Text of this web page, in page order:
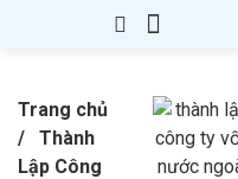
Trang chủ
/
Thành
Lập Công